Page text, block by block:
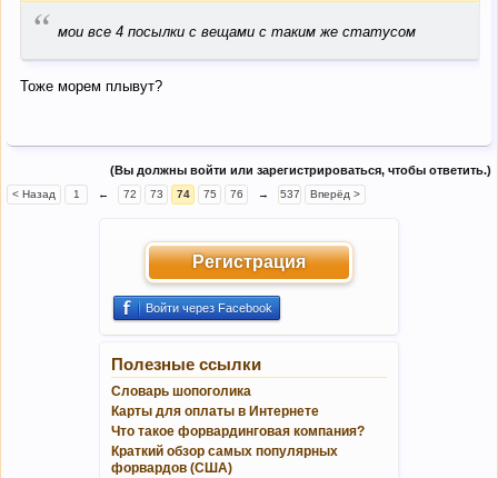
“ мои все 4 посылки с вещами с таким же статусом
Тоже морем плывут?
(Вы должны войти или зарегистрироваться, чтобы ответить.)
< Назад 1 ← 72 73 74 75 76 → 537 Вперёд >
Регистрация
Войти через Facebook
Полезные ссылки
Словарь шопоголика
Карты для оплаты в Интернете
Что такое форвардинговая компания?
Краткий обзор самых популярных
форвардов (США)